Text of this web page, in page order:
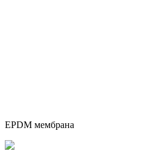
EPDM мембрана